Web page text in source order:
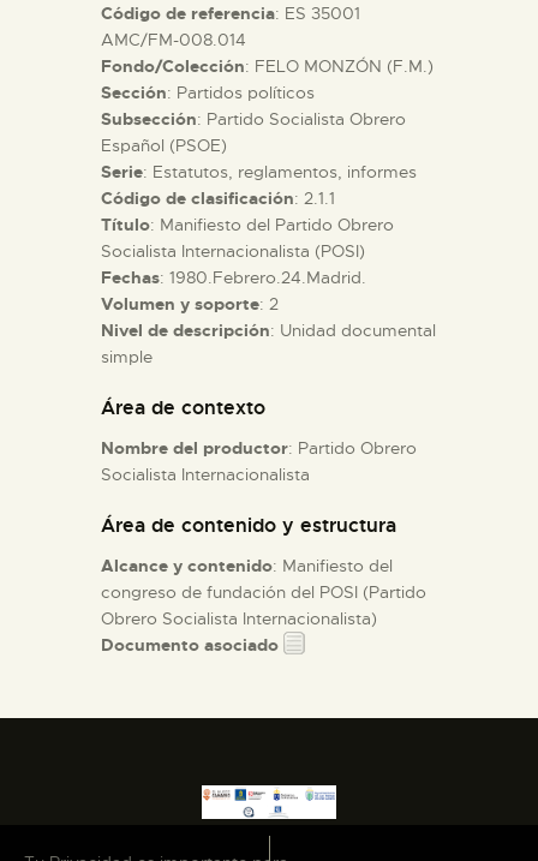
ACTIVIDADES
█
EL MUSEO
COLECCIONES
DIDÁCTICA
Código de referencia: ES 35001
AMC/FM-008.014
Fondo/Colección: FELO MONZÓN (F.M.)
Sección: Partidos políticos
Subsección: Partido Socialista Obrero
Español (PSOE)
Serie: Estatutos, reglamentos, informes
Código de clasificación: 2.1.1
Título: Manifiesto del Partido Obrero
Socialista Internacionalista (POSI)
Fechas: 1980.Febrero.24.Madrid.
Volumen y soporte: 2
Nivel de descripción: Unidad documental
simple
Área de contexto
Nombre del productor: Partido Obrero
Socialista Internacionalista
Área de contenido y estructura
Alcance y contenido: Manifiesto del
congreso de fundación del POSI (Partido
Obrero Socialista Internacionalista)
Documento asociado